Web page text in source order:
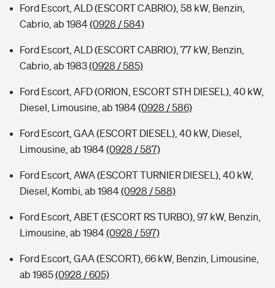
Ford Escort, ALD (ESCORT CABRIO), 58 kW, Benzin,
Cabrio, ab 1984(0928 / 584)
Ford Escort, ALD (ESCORT CABRIO), 77 kW, Benzin,
Cabrio, ab 1983(0928 / 585)
Ford Escort, AFD (ORION, ESCORT STH DIESEL), 40 kW,
Diesel, Limousine, ab 1984(0928 / 586)
Ford Escort, GAA (ESCORT DIESEL), 40 kW, Diesel,
Limousine, ab 1984(0928 / 587)
Ford Escort, AWA (ESCORT TURNIER DIESEL), 40 kW,
Diesel, Kombi, ab 1984(0928 / 588)
Ford Escort, ABET (ESCORT RS TURBO), 97 kW, Benzin,
Limousine, ab 1984(0928 / 597)
Ford Escort, GAA (ESCORT), 66 kW, Benzin, Limousine,
ab 1985(0928 / 605)